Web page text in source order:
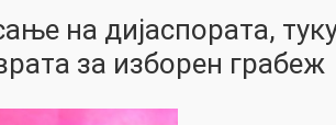
на дијаспората,
за изборен грабеж